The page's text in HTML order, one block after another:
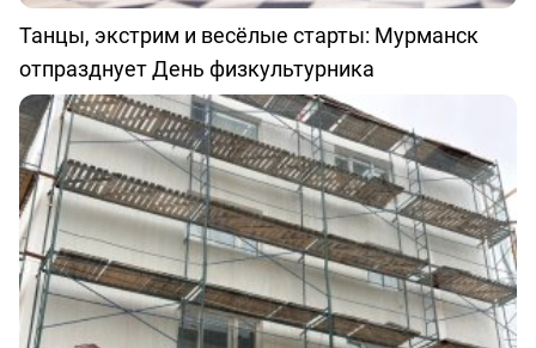
Танцы, экстрим и весёлые старты: Мурманск
отпразднует День физкультурника